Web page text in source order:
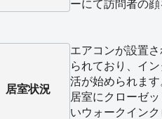
ーにて訪問者の顔
居室状況
エアコンが設置
られており、イ
活が始められま
居室にクローゼ
いウォークイン